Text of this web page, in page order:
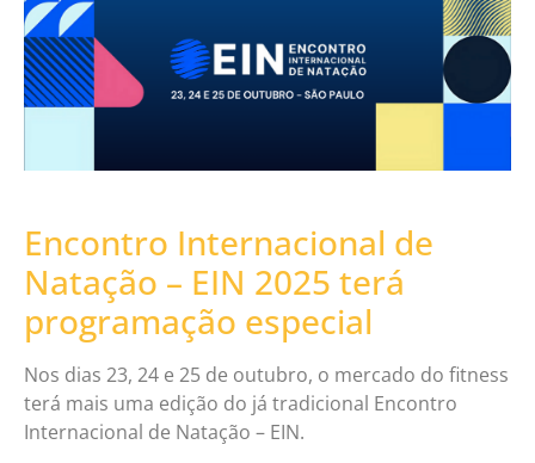
Encontro Internacional de
Natação – EIN 2025 terá
programação especial
Nos dias 23, 24 e 25 de outubro, o mercado do fitness
terá mais uma edição do já tradicional Encontro
Internacional de Natação – EIN.